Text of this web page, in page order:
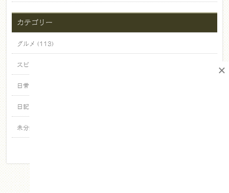
カテゴリー
グルメ (113)
スピリチュアル (268)
日常 (714)
日記 (23)
未分類 (471)
×